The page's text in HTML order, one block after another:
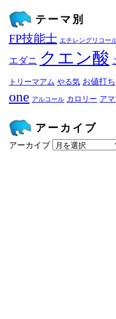
テーマ別
FP技能士 エチレングリコー
エダニ クエン酸
トリーマアム やる気 お値打ち
one アルコール カロリー ア
アーカイブ
アーカイブ